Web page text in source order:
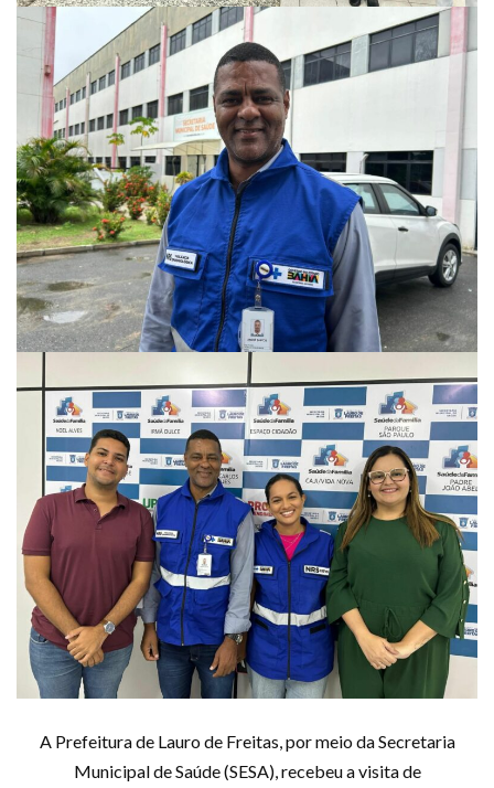
A Prefeitura de Lauro de Freitas, por meio da Secretaria
Municipal de Saúde (SESA), recebeu a visita de